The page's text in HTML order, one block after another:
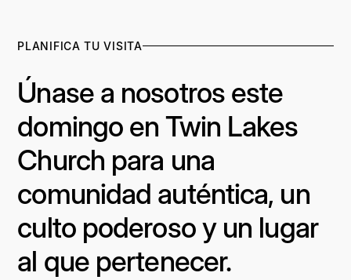
PLANIFICA TU VISITA
Únase a nosotros este
domingo en Twin Lakes
Church para una
comunidad auténtica, un
culto poderoso y un lugar
al que pertenecer.